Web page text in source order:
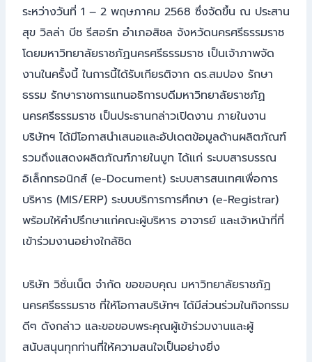
ระหว่างวันที่ 1 – 2 พฤษภาคม 2568 ซึ่งจัดขึ้น ณ ประสาน
สุข วิลล่า บีช รีสอร์ท อำเภอสิชล จังหวัดนครศรีธรรมราช
โดยมหาวิทยาลัยราชภัฏนครศรีธรรมราช เป็นเจ้าภาพจัด
งานในครั้งนี้ ในการนี้ได้รับเกียรติจาก ดร.สมปอง รักษา
ธรรม รักษาราชการแทนอธิการบดีมหาวิทยาลัยราชภัฏ
นครศรีธรรมราช เป็นประธานกล่าวเปิดงาน ภายในงาน
บริษัทฯ ได้มีโอกาสนำเสนอและอัปเดตข้อมูลด้านผลิตภัณฑ์
รวมถึงแสดงผลิตภัณฑ์ภายในบูท ได้แก่ ระบบสารบรรณ
อิเล็กทรอนิกส์ (e-Document) ระบบสารสนเทศเพื่อการ
บริหาร (MIS/ERP) ระบบบริการการศึกษา (e-Registrar)
พร้อมให้คำปรึกษาแก่คณะผู้บริหาร อาจารย์ และเจ้าหน้าที่ที่
เข้าร่วมงานอย่างใกล้ชิด
บริษัท วิชั่นเน็ต จำกัด ขอขอบคุณ มหาวิทยาลัยราชภัฏ
นครศรีธรรมราช ที่ให้โอกาสบริษัทฯ ได้มีส่วนร่วมในกิจกรรม
ดีๆ ดังกล่าว และขอขอบพระคุณผู้เข้าร่วมงานและผู้
สนับสนุนทุกท่านที่ให้ความสนใจเป็นอย่างยิ่ง